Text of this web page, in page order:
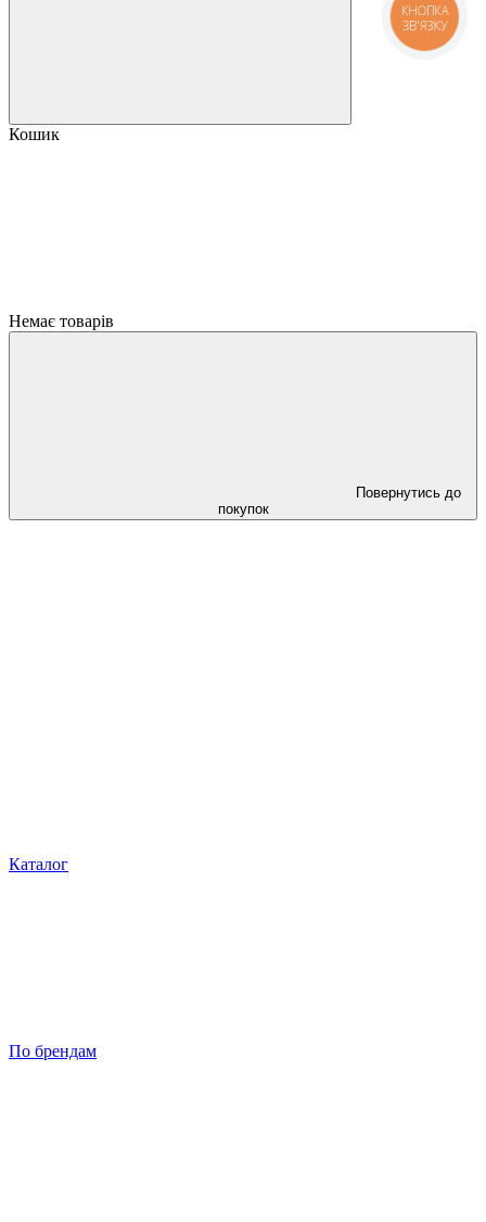
Кошик
Немає товарів
Повернутись до
покупок
Каталог
По брендам
КНОПКА
ЗВ'ЯЗКУ